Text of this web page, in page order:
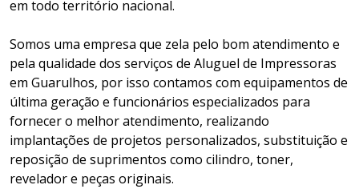
em todo território nacional.
Somos uma empresa que zela pelo bom atendimento e
pela qualidade dos serviços de Aluguel de Impressoras
em Guarulhos, por isso contamos com equipamentos de
última geração e funcionários especializados para
fornecer o melhor atendimento, realizando
implantações de projetos personalizados, substituição e
reposição de suprimentos como cilindro, toner,
revelador e peças originais.